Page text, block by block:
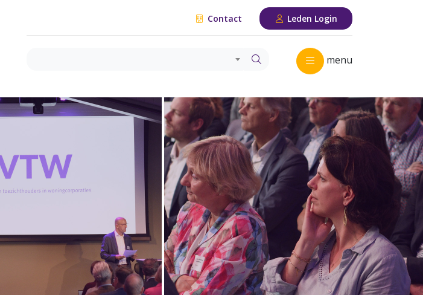
Contact Leden Login
menu